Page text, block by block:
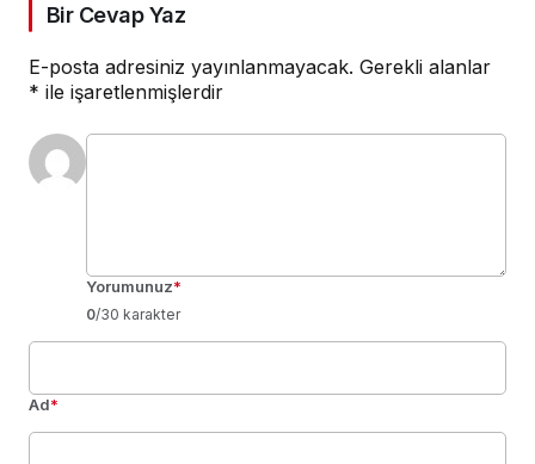
Bir Cevap Yaz
E-posta adresiniz yayınlanmayacak. Gerekli alanlar
* ile işaretlenmişlerdir
Yorumunuz*
0/30 karakter
Ad*